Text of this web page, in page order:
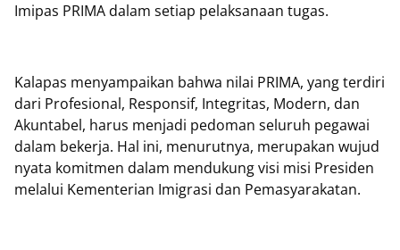
Imipas PRIMA dalam setiap pelaksanaan tugas.
Kalapas menyampaikan bahwa nilai PRIMA, yang terdiri
dari Profesional, Responsif, Integritas, Modern, dan
Akuntabel, harus menjadi pedoman seluruh pegawai
dalam bekerja. Hal ini, menurutnya, merupakan wujud
nyata komitmen dalam mendukung visi misi Presiden
melalui Kementerian Imigrasi dan Pemasyarakatan.